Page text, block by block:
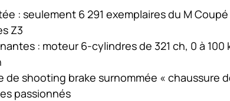
: seulement 6 291 exemplaires du M
Z3
: moteur 6-cylindres de 321 ch, 0 à 100
shooting brake surnommée « chaussure
passionnés